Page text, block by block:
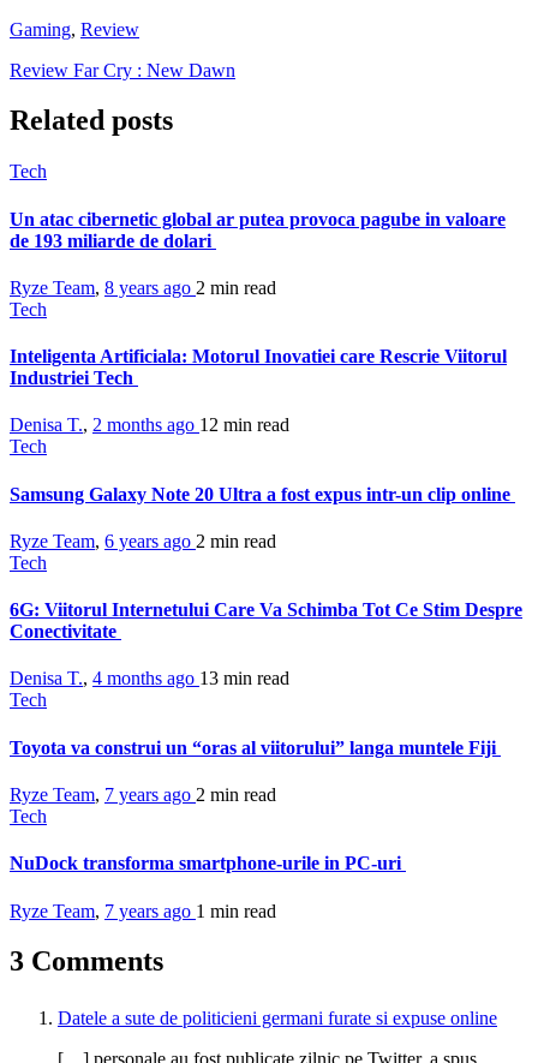
Gaming, Review
Review Far Cry : New Dawn
Related posts
Tech
Un atac cibernetic global ar putea provoca pagube in valoare
de 193 miliarde de dolari
Ryze Team, 8 years ago 2 min read
Tech
Inteligenta Artificiala: Motorul Inovatiei care Rescrie Viitorul
Industriei Tech
Denisa T., 2 months ago 12 min read
Tech
Samsung Galaxy Note 20 Ultra a fost expus intr-un clip online
Ryze Team, 6 years ago 2 min read
Tech
6G: Viitorul Internetului Care Va Schimba Tot Ce Stim Despre
Conectivitate
Denisa T., 4 months ago 13 min read
Tech
Toyota va construi un “oras al viitorului” langa muntele Fiji
Ryze Team, 7 years ago 2 min read
Tech
NuDock transforma smartphone-urile in PC-uri
Ryze Team, 7 years ago 1 min read
3 Comments
Datele a sute de politicieni germani furate si expuse online